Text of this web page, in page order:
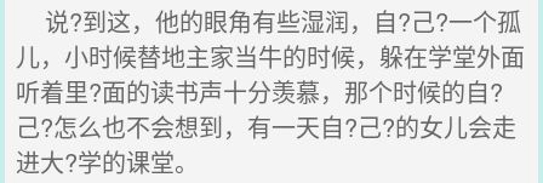
说?到这，他的眼角有些湿润，自?己?一个孤
儿，小时候替地主家当牛的时候，躲在学堂外面
听着里?面的读书声十分羡慕，那个时候的自?
己?怎么也不会想到，有一天自?己?的女儿会走
进大?学的课堂。